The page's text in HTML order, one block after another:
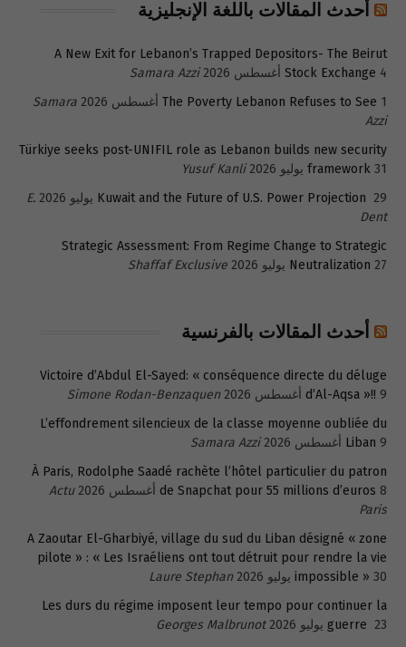
أحدث المقالات باللغة الإنجليزية
A New Exit for Lebanon’s Trapped Depositors- The Beirut
Stock Exchange 4 أغسطس 2026
Samara Azzi
The Poverty Lebanon Refuses to See 1 أغسطس 2026
Samara
Azzi
Türkiye seeks post-UNIFIL role as Lebanon builds new security
framework 31 يوليو 2026
Yusuf Kanli
Kuwait and the Future of U.S. Power Projection 29 يوليو 2026
E.
Dent
Strategic Assessment: From Regime Change to Strategic
Neutralization 27 يوليو 2026 Shaffaf Exclusive
أحدث المقالات بالفرنسية
Victoire d’Abdul El-Sayed: « conséquence directe du déluge
d’Al-Aqsa »!! 9 أغسطس 2026
Simone Rodan-Benzaquen
L’effondrement silencieux de la classe moyenne oubliée du
Liban 9 أغسطس 2026
Samara Azzi
À Paris, Rodolphe Saadé rachète l’hôtel particulier du patron
de Snapchat pour 55 millions d’euros 8 أغسطس 2026
Actu
Paris
A Zaoutar El-Gharbiyé, village du sud du Liban désigné « zone
pilote » : « Les Israéliens ont tout détruit pour rendre la vie
impossible » 30 يوليو 2026
Laure Stephan
Les durs du régime imposent leur tempo pour continuer la
guerre 23 يوليو 2026 Georges Malbrunot